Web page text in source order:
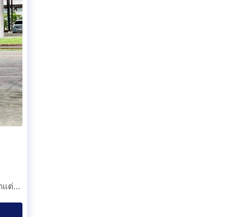
Everest 2.0 Bi-Turbo Titanium Plus 4WD 2019 รุ่นท็อปสุด แดงมุกแต่งหล่อหลักแสน พร้อมลุยทุกเส้นทาง น๊อตไม่ขยับ สวยใส มือเดียว